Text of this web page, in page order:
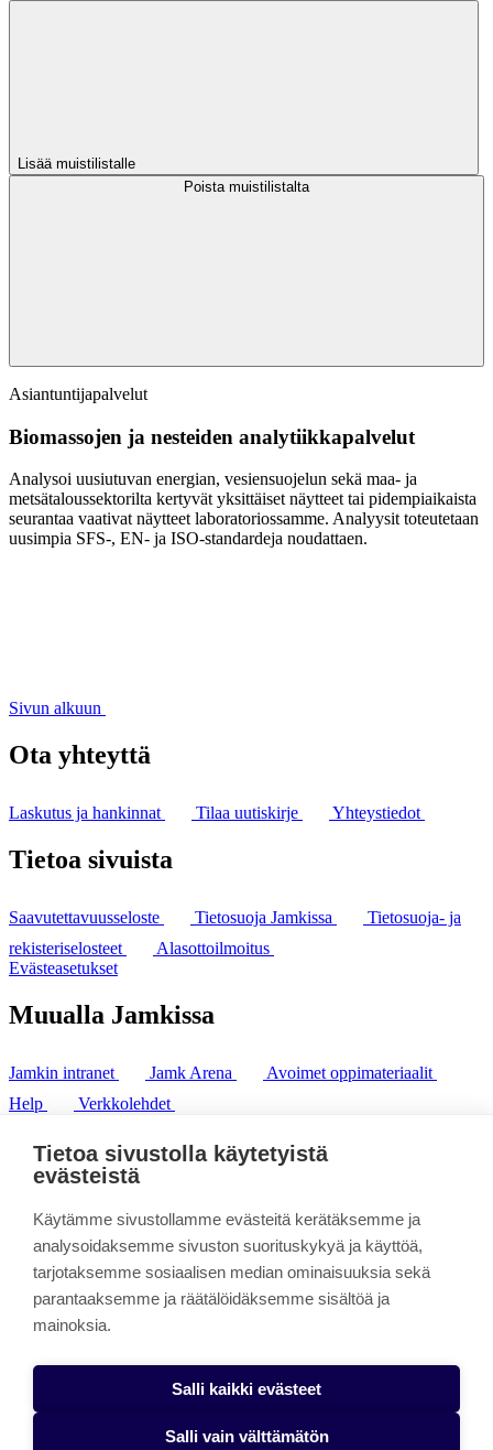
Lisää muistilistalle
Poista muistilistalta
Asiantuntijapalvelut
Biomassojen ja nesteiden analytiikkapalvelut
Analysoi uusiutuvan energian, vesiensuojelun sekä maa- ja
metsätaloussektorilta kertyvät yksittäiset näytteet tai pidempiaikaista
seurantaa vaativat näytteet laboratoriossamme. Analyysit toteutetaan
uusimpia SFS-, EN- ja ISO-standardeja noudattaen.
Sivun alkuun
Ota yhteyttä
Laskutus ja hankinnat Tilaa uutiskirje Yhteystiedot
Tietoa sivuista
Saavutettavuusseloste Tietosuoja Jamkissa
Tietosuoja- ja
rekisteriselosteet
Alasottoilmoitus
Evästeasetukset
Muualla Jamkissa
Jamkin intranet Jamk Arena
Avoimet oppimateriaalit
Help
Verkkolehdet
puh. +358 20 743 8100
fax. +358 14 449 9694
Tietoa sivustolla käytetyistä
evästeistä
Käytämme sivustollamme evästeitä kerätäksemme ja
analysoidaksemme sivuston suorituskykyä ja käyttöä,
tarjotaksemme sosiaalisen median ominaisuuksia sekä
parantaaksemme ja räätälöidäksemme sisältöä ja
mainoksia.
Salli kaikki evästeet
Salli vain välttämätön